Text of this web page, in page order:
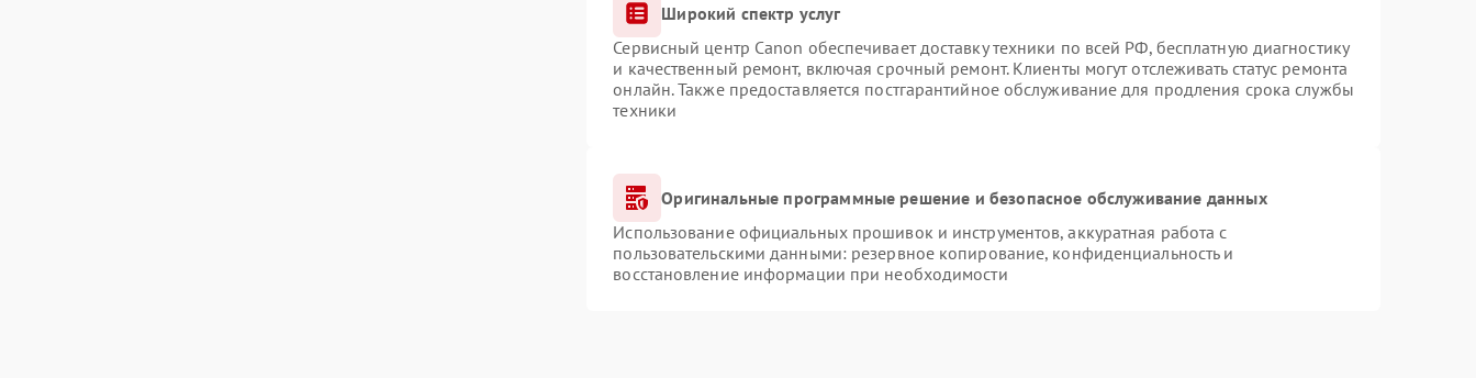
Широкий спектр услуг
Сервисный центр Canon обеспечивает доставку техники по всей РФ, бесплатную диагностику
и качественный ремонт, включая срочный ремонт. Клиенты могут отслеживать статус ремонта
онлайн. Также предоставляется постгарантийное обслуживание для продления срока службы
техники
Оригинальные программные решение и безопасное обслуживание данных
Использование официальных прошивок и инструментов, аккуратная работа с
пользовательскими данными: резервное копирование, конфиденциальность и
восстановление информации при необходимости